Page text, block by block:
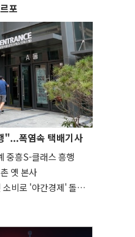
란히 ‘찰칵’…서로
정은? | 26.08.08
후보 인천 합동
포
"...폭염속 택배기사
중흥S-클래스 흥행
옛 본사
비로 '야간경제' 돌파